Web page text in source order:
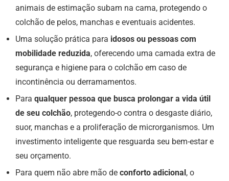
animais de estimação subam na cama, protegendo o
colchão de pelos, manchas e eventuais acidentes.
Uma solução prática para idosos ou pessoas com
mobilidade reduzida, oferecendo uma camada extra de
segurança e higiene para o colchão em caso de
incontinência ou derramamentos.
Para qualquer pessoa que busca prolongar a vida útil
de seu colchão, protegendo-o contra o desgaste diário,
suor, manchas e a proliferação de microrganismos. Um
investimento inteligente que resguarda seu bem-estar e
seu orçamento.
Para quem não abre mão de conforto adicional, o